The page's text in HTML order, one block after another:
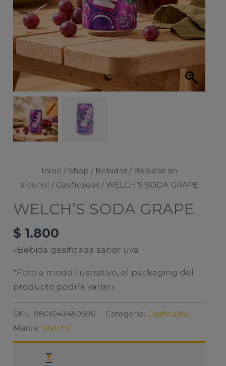
Inicio / Shop / Bebidas/ Bebidas sin
alcohol / Gasificadas / WELCH’S SODA GRAPE
WELCH’S SODA GRAPE
$ 1.800
«Bebida gasificada sabor uva
*Foto a modo ilustrativo, el packaging del
producto podría variar»
SKU: 8801043450690 Categoría: Gasificadas
Marca:Welchs